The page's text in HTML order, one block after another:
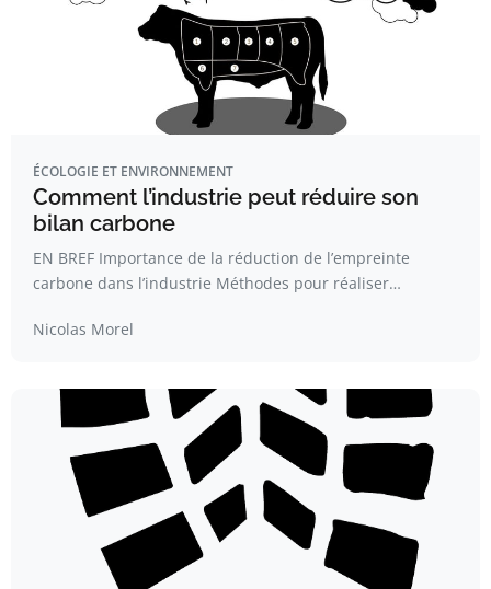
ÉCOLOGIE ET ENVIRONNEMENT
Comment l’industrie peut réduire son
bilan carbone
EN BREF Importance de la réduction de l’empreinte
carbone dans l’industrie Méthodes pour réaliser…
Nicolas Morel